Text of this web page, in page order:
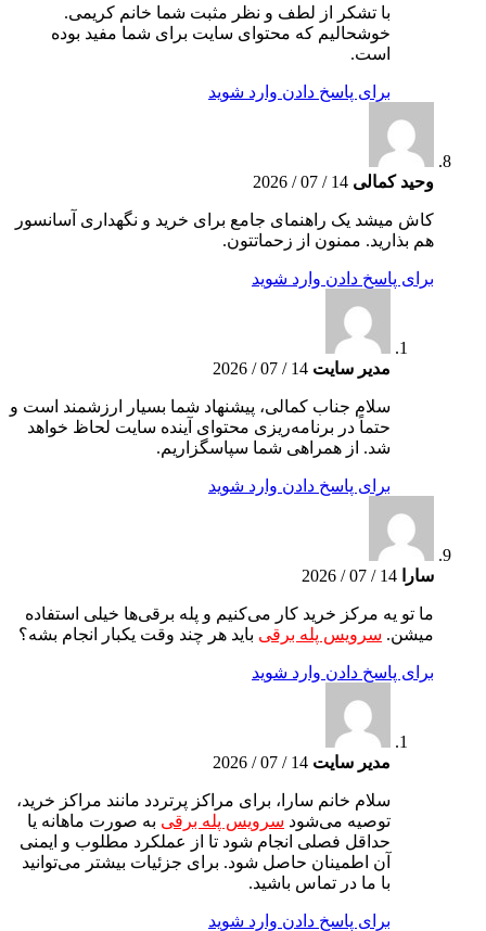
با تشکر از لطف و نظر مثبت شما خانم کریمی.
خوشحالیم که محتوای سایت برای شما مفید بوده
است.
برای پاسخ دادن وارد شوید
وحید کمالی 14 / 07 / 2026
کاش میشد یک راهنمای جامع برای خرید و نگهداری آسانسور
هم بذارید. ممنون از زحماتتون.
برای پاسخ دادن وارد شوید
مدیر سایت 14 / 07 / 2026
سلام جناب کمالی، پیشنهاد شما بسیار ارزشمند است و
حتماً در برنامه‌ریزی محتوای آینده سایت لحاظ خواهد
شد. از همراهی شما سپاسگزاریم.
برای پاسخ دادن وارد شوید
سارا 14 / 07 / 2026
ما تو یه مرکز خرید کار می‌کنیم و پله برقی‌ها خیلی استفاده
میشن. سرویس پله برقی باید هر چند وقت یکبار انجام بشه؟
برای پاسخ دادن وارد شوید
مدیر سایت 14 / 07 / 2026
سلام خانم سارا، برای مراکز پرتردد مانند مراکز خرید،
توصیه می‌شود سرویس پله برقی به صورت ماهانه یا
حداقل فصلی انجام شود تا از عملکرد مطلوب و ایمنی
آن اطمینان حاصل شود. برای جزئیات بیشتر می‌توانید
با ما در تماس باشید.
برای پاسخ دادن وارد شوید